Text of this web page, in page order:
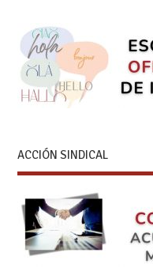
ACCIÓN SINDICAL